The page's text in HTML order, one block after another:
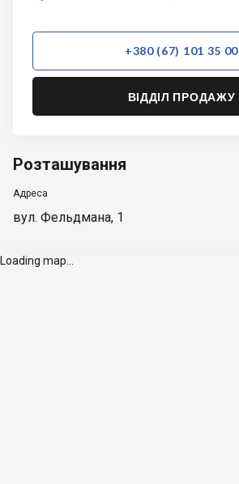
+380 (67) 101 35 00
ВІДДІЛ ПРОДАЖУ
Розташування
Адреса
вул. Фельдмана, 1
Loading map...